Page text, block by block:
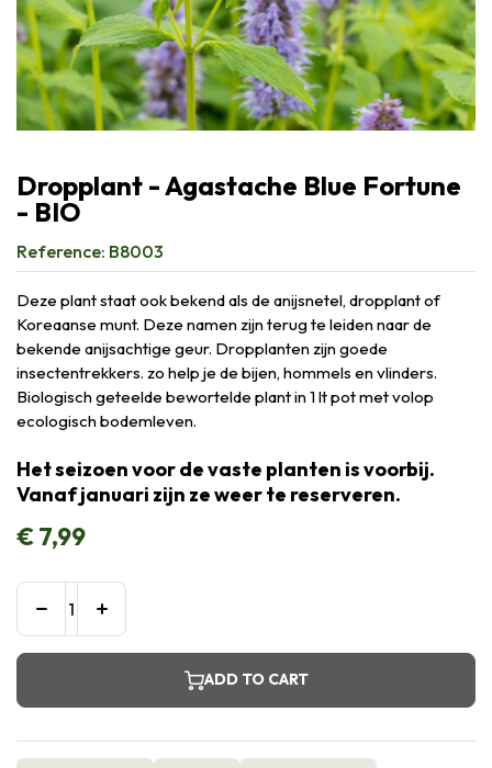
Dropplant - Agastache Blue Fortune
- BIO
Reference: B8003
Deze plant staat ook bekend als de anijsnetel, dropplant of
Koreaanse munt. Deze namen zijn terug te leiden naar de
bekende anijsachtige geur. Dropplanten zijn goede
insectentrekkers. zo help je de bijen, hommels en vlinders.
Biologisch geteelde bewortelde plant in 1 lt pot met volop
ecologisch bodemleven.
Het seizoen voor de vaste planten is voorbij.
Vanaf januari zijn ze weer te reserveren.
€7,99
ADD TO CART